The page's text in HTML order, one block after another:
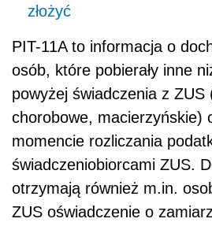
złożyć
PIT-11A to informacja o
osób, które pobierały inne
powyżej świadczenia z ZUS
chorobowe, macierzyńskie)
momencie rozliczania
świadczeniobiorcami ZUS.
otrzymają również m.in.
ZUS oświadczenie o